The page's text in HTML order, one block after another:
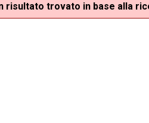
risultato trovato in base alla